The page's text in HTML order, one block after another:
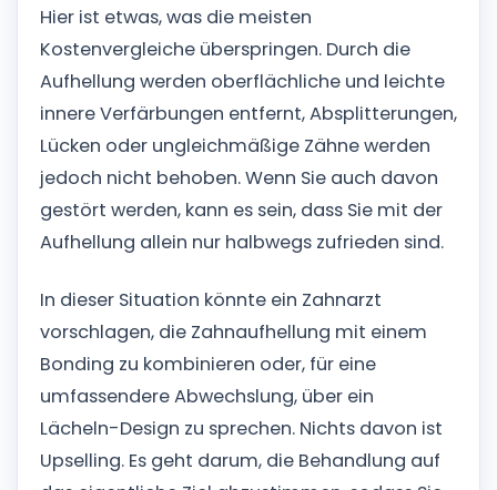
Hier ist etwas, was die meisten
Kostenvergleiche überspringen. Durch die
Aufhellung werden oberflächliche und leichte
innere Verfärbungen entfernt, Absplitterungen,
Lücken oder ungleichmäßige Zähne werden
jedoch nicht behoben. Wenn Sie auch davon
gestört werden, kann es sein, dass Sie mit der
Aufhellung allein nur halbwegs zufrieden sind.
In dieser Situation könnte ein Zahnarzt
vorschlagen, die Zahnaufhellung mit einem
Bonding zu kombinieren oder, für eine
umfassendere Abwechslung, über ein
Lächeln-Design zu sprechen. Nichts davon ist
Upselling. Es geht darum, die Behandlung auf